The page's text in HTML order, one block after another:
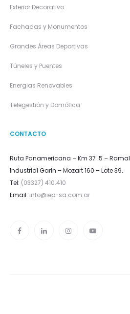
Exterior Decorativo
Fachadas y Monumentos
Grandes Áreas Deportivas
Túneles y Puentes
Energias Renovables
Telegestión y Domótica
CONTACTO
Ruta Panamericana – Km 37 .5 –
Industrial Garin – Mozart 160 – Lote 39.
Tel: (03327) 410.410
Email: info@iep-sa.com.ar